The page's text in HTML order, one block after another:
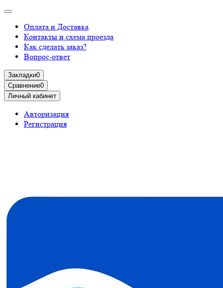
Оплата и Доставка
Контакты и схема проезда
Как сделать заказ?
Вопрос-ответ
Закладки0
Сравнение0
Личный кабинет
Авторизация
Регистрация